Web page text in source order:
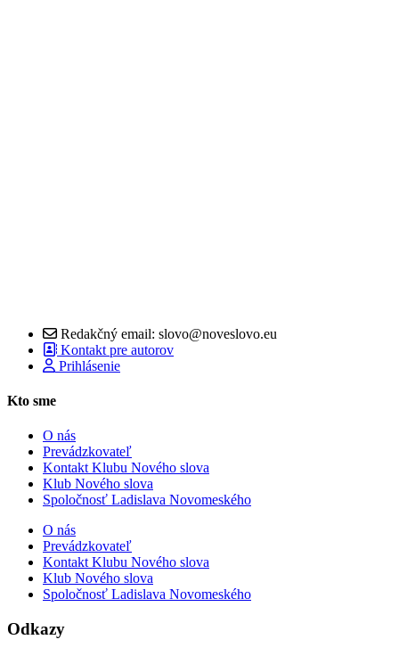
Redakčný email: slovo@noveslovo.eu
Kontakt pre autorov
Prihlásenie
Kto sme
O nás
Prevádzkovateľ
Kontakt Klubu Nového slova
Klub Nového slova
Spoločnosť Ladislava Novomeského
O nás
Prevádzkovateľ
Kontakt Klubu Nového slova
Klub Nového slova
Spoločnosť Ladislava Novomeského
Odkazy